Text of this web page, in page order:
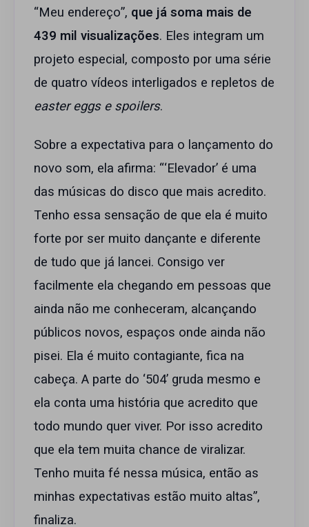
“Meu endereço”, que já soma mais de
439 mil visualizações. Eles integram um
projeto especial, composto por uma série
de quatro vídeos interligados e repletos de
easter eggs e spoilers.
Sobre a expectativa para o lançamento do
novo som, ela afirma: “‘Elevador’ é uma
das músicas do disco que mais acredito.
Tenho essa sensação de que ela é muito
forte por ser muito dançante e diferente
de tudo que já lancei. Consigo ver
facilmente ela chegando em pessoas que
ainda não me conheceram, alcançando
públicos novos, espaços onde ainda não
pisei. Ela é muito contagiante, fica na
cabeça. A parte do ‘504’ gruda mesmo e
ela conta uma história que acredito que
todo mundo quer viver. Por isso acredito
que ela tem muita chance de viralizar.
Tenho muita fé nessa música, então as
minhas expectativas estão muito altas”,
finaliza.